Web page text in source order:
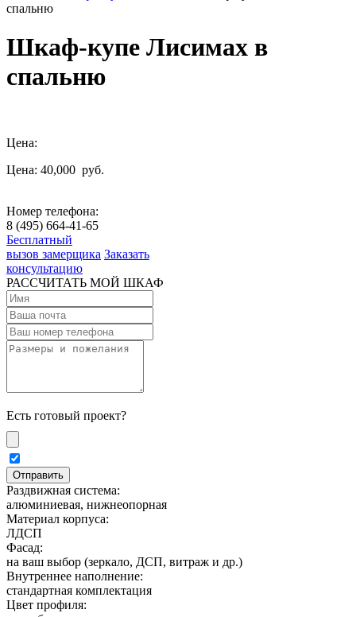
спальню
Шкаф-купе Лисимах в
спальню
Цена:
Цена: 40,000 руб.
Номер телефона:
8 (495) 664-41-65
Бесплатный
вызов замерщика Заказать
консультацию
РАССЧИТАТЬ МОЙ ШКАФ
Есть готовый проект?
Раздвижная система:
алюминиевая, нижнеопорная
Материал корпуса:
ЛДСП
Фасад:
на ваш выбор (зеркало, ДСП, витраж и др.)
Внутреннее наполнение:
стандартная комплектация
Цвет профиля: